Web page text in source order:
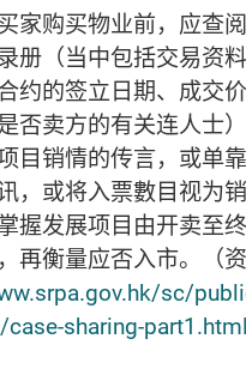
家购买物业前，应查
册（当中包括交易资
约的签立日期、成交价
否卖方的有关连人士
目销情的传言，或单
，或将入票數目视为
握发展项目由开卖至
再衡量应否入市。（
sc/
sharing-part1.html